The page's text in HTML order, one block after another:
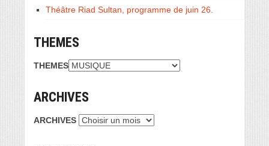
Théâtre Riad Sultan, programme de juin 26.
THEMES
THEMES
ARCHIVES
ARCHIVES